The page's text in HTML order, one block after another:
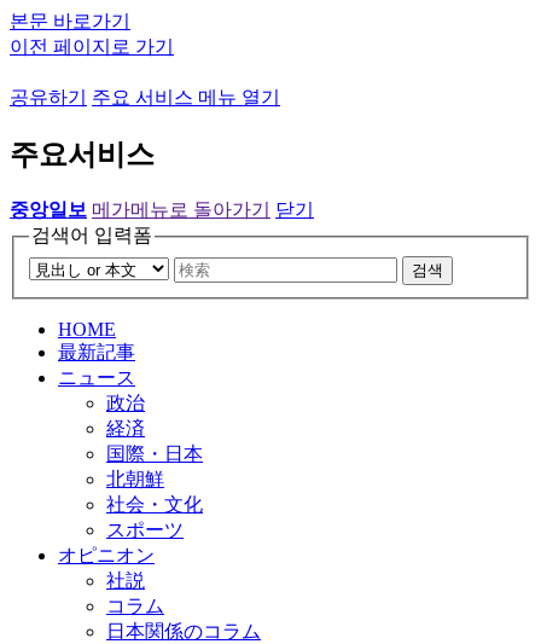
본문 바로가기
이전 페이지로 가기
공유하기 주요 서비스 메뉴 열기
주요서비스
중앙일보 메가메뉴로 돌아가기
닫기
검색어 입력폼
검색
HOME
最新記事
ニュース
政治
経済
国際・日本
北朝鮮
社会・文化
スポーツ
オピニオン
社説
コラム
日本関係のコラム